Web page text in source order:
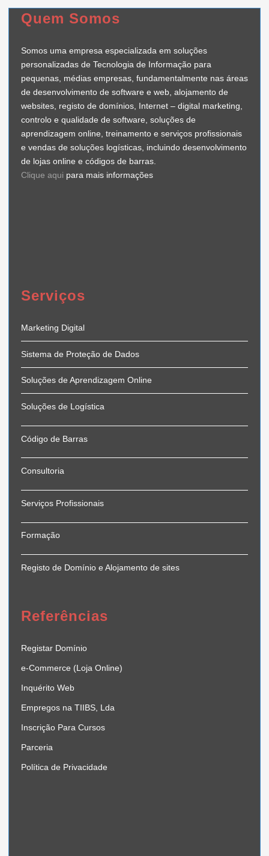
Quem Somos
Somos uma empresa especializada em soluções
personalizadas de Tecnologia de Informação para
pequenas, médias empresas, fundamentalmente nas áreas
de desenvolvimento de software e web, alojamento de
websites, registo de domínios, Internet – digital marketing,
controlo e qualidade de software, soluções de
aprendizagem online, treinamento e serviços profissionais
e vendas de soluções logísticas, incluindo desenvolvimento
de lojas online e códigos de barras.
Clique aqui para mais informações
Serviços
Marketing Digital
Sistema de Proteção de Dados
Soluções de Aprendizagem Online
Soluções de Logística
Código de Barras
Consultoria
Serviços Profissionais
Formação
Registo de Domínio e Alojamento de sites
Referências
Registar Domínio
e-Commerce (Loja Online)
Inquérito Web
Empregos na TIIBS, Lda
Inscrição Para Cursos
Parceria
Política de Privacidade